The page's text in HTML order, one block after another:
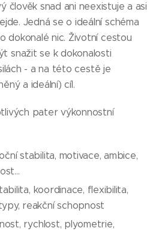
člověk snad ani neexistuje a asi
Jedná se o ideální schéma
dokonalé nic. Životní cestou
snažit se k dokonalosti
- a na této cestě je
a ideální) cíl.
pater výkonnostní
stabilita, motivace, ambice,
koordinace, flexibilita,
reakční schopnost
rychlost, plyometrie,